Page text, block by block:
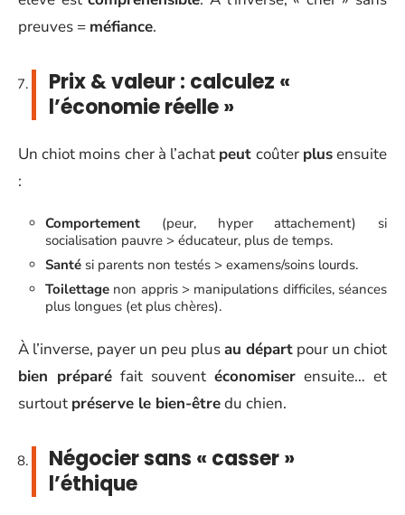
preuves = méfiance.
Prix & valeur : calculez «
l’économie réelle »
Un chiot moins cher à l’achat peut coûter plusensuite
:
Comportement (peur, hyper attachement) si
socialisation pauvre > éducateur, plus de temps.
Santé si parents non testés > examens/soins lourds.
Toilettage non appris > manipulations difficiles, séances
plus longues (et plus chères).
À l’inverse, payer un peu plusau départ pour un chiot
bien préparé fait souvent économiser ensuite… et
surtout préserve le bien-êtredu chien.
Négocier sans « casser »
l’éthique